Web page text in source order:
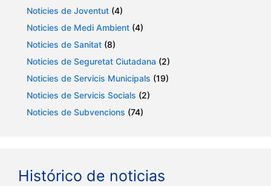
Noticies de Joventut (4)
Noticies de Medi Ambient (4)
Noticies de Sanitat (8)
Noticies de Seguretat Ciutadana (2)
Noticies de Servicis Municipals (19)
Noticies de Servicis Socials (2)
Noticies de Subvencions (74)
Histórico de noticias